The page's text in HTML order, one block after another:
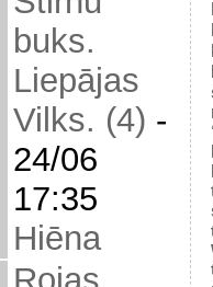
buks.
Liepājas
Vilks. (4) -
24/06
17:35
Hiēna